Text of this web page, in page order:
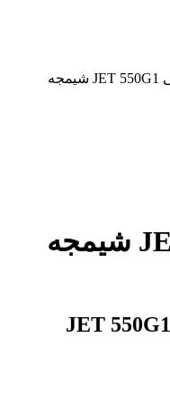
پمپ جتی JET 550G1 شیمجه
پمپ جتی JET 550G1 شیمجه
مشخصات فنی پمپ جتی JET 550G1